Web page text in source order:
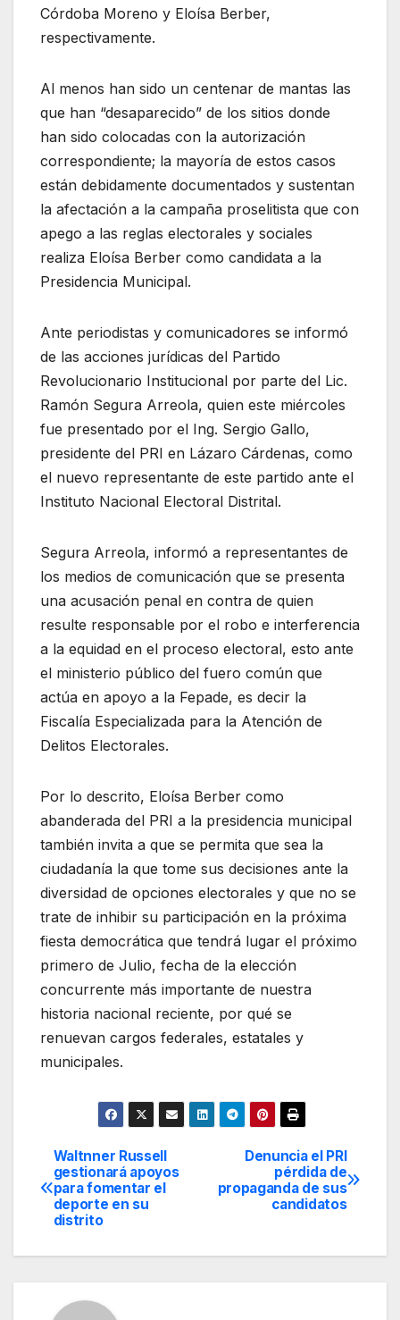
Córdoba Moreno y Eloísa Berber,
respectivamente.
Al menos han sido un centenar de mantas las
que han “desaparecido” de los sitios donde
han sido colocadas con la autorización
correspondiente; la mayoría de estos casos
están debidamente documentados y sustentan
la afectación a la campaña proselitista que con
apego a las reglas electorales y sociales
realiza Eloísa Berber como candidata a la
Presidencia Municipal.
Ante periodistas y comunicadores se informó
de las acciones jurídicas del Partido
Revolucionario Institucional por parte del Lic.
Ramón Segura Arreola, quien este miércoles
fue presentado por el Ing. Sergio Gallo,
presidente del PRI en Lázaro Cárdenas, como
el nuevo representante de este partido ante el
Instituto Nacional Electoral Distrital.
Segura Arreola, informó a representantes de
los medios de comunicación que se presenta
una acusación penal en contra de quien
resulte responsable por el robo e interferencia
a la equidad en el proceso electoral, esto ante
el ministerio público del fuero común que
actúa en apoyo a la Fepade, es decir la
Fiscalía Especializada para la Atención de
Delitos Electorales.
Por lo descrito, Eloísa Berber como
abanderada del PRI a la presidencia municipal
también invita a que se permita que sea la
ciudadanía la que tome sus decisiones ante la
diversidad de opciones electorales y que no se
trate de inhibir su participación en la próxima
fiesta democrática que tendrá lugar el próximo
primero de Julio, fecha de la elección
concurrente más importante de nuestra
historia nacional reciente, por qué se
renuevan cargos federales, estatales y
municipales.
Navegación
de
Denuncia el PRI
pérdida de
propaganda de sus
candidatos
Waltnner Russell
gestionará apoyos
para fomentar el
deporte en su
distrito